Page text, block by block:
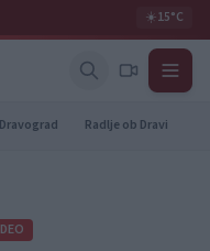
☀️15°C
Dravograd Radlje ob Dravi